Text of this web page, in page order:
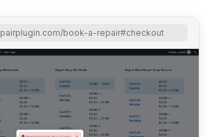
book-a-repair#checkout